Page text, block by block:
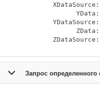
XDataSource:
YDataSource:
ZData:
ZDataSource:
Запрос определенного